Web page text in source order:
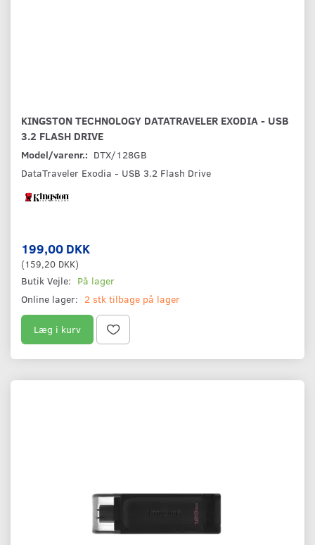
KINGSTON TECHNOLOGY DATATRAVELER EXODIA - USB
3.2 FLASH DRIVE
Model/varenr.: DTX/128GB
DataTraveler Exodia - USB 3.2 Flash Drive
199,00 DKK
(159,20 DKK)
Butik Vejle: På lager
Online lager: 2 stk tilbage på lager
Læg i kurv